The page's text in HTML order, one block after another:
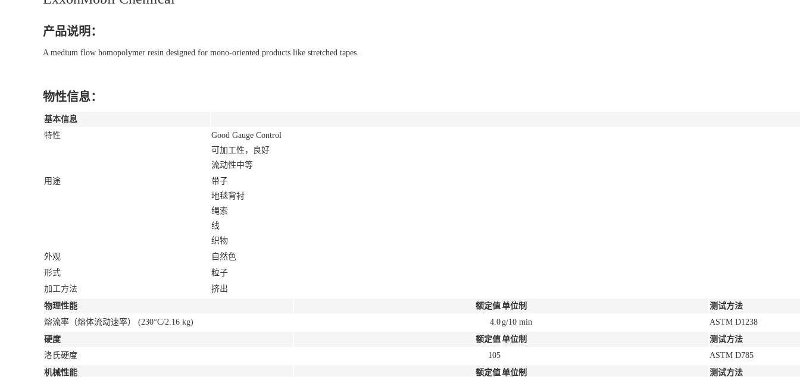
产品说明：
A medium flow homopolymer resin designed for mono-oriented products like stretched tapes.
物性信息：
基本信息
特性
Good Gauge Control
可加工性，良好
流动性中等
用途
带子
地毯背衬
绳索
线
织物
外观
自然色
形式
粒子
加工方法
挤出
物理性能
额定值单位制
测试方法
熔流率（熔体流动速率） (230°C/2.16 kg) 4.0g/10 min
ASTM D1238
硬度
额定值单位制
测试方法
洛氏硬度
105
ASTM D785
机械性能
额定值单位制
测试方法